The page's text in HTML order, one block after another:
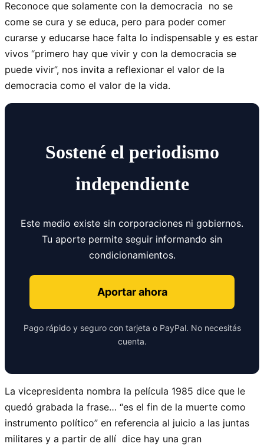
Reconoce que solamente con la democracia no se
come se cura y se educa, pero para poder comer
curarse y educarse hace falta lo indispensable y es estar
vivos “primero hay que vivir y con la democracia se
puede vivir”, nos invita a reflexionar el valor de la
democracia como el valor de la vida.
Sostené el periodismo
independiente
Este medio existe sin corporaciones ni gobiernos.
Tu aporte permite seguir informando sin
condicionamientos.
Aportar ahora
Pago rápido y seguro con tarjeta o PayPal. No necesitás
cuenta.
La vicepresidenta nombra la película 1985 dice que le
quedó grabada la frase… “es el fin de la muerte como
instrumento político” en referencia al juicio a las juntas
militares y a partir de allí dice hay una gran